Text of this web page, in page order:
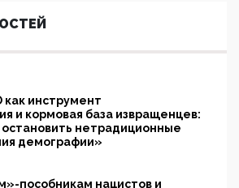
инструмент
и кормовая база извращенцев:
нетрадиционные
демографии»
пособникам нацистов и